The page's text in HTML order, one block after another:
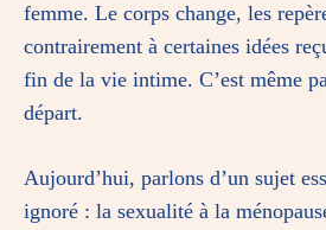
femme. Le corps change, les
contrairement à certaines idées
fin de la vie intime. C’est même
départ.
Aujourd’hui, parlons d’un sujet
ignoré : la sexualité à la